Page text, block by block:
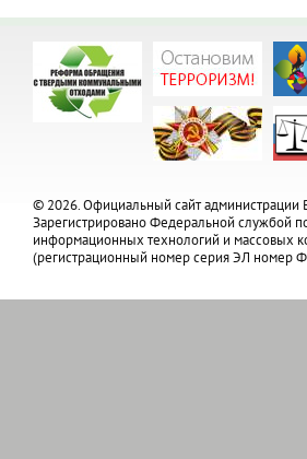
© 2026. Официальный сайт администрации
Зарегистрировано Федеральной службой
информационных технологий и массовых
(регистрационный номер серия ЭЛ номер